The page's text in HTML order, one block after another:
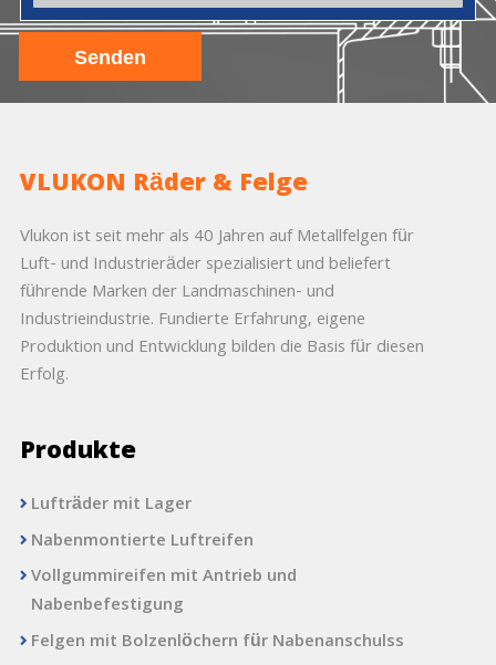
VLUKON Räder & Felge
Vlukon ist seit mehr als 40 Jahren auf Metallfelgen für
Luft- und Industrieräder spezialisiert und beliefert
führende Marken der Landmaschinen- und
Industrieindustrie. Fundierte Erfahrung, eigene
Produktion und Entwicklung bilden die Basis für diesen
Erfolg.
Produkte
Lufträder mit Lager
Nabenmontierte Luftreifen
Vollgummireifen mit Antrieb und
Nabenbefestigung
Felgen mit Bolzenlöchern für Nabenanschulss